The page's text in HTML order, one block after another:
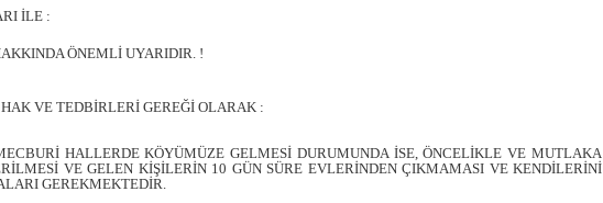
İLE :
ÖNEMLİ UYARIDIR. !
VE TEDBİRLERİ GEREĞİ OLARAK :
HALLERDE KÖYÜMÜZE GELMESİ DURUMUNDA İSE, ÖNCELİKLE VE MUTLAKA
VE GELEN KİŞİLERİN 10 GÜN SÜRE EVLERİNDEN ÇIKMAMASI VE KENDİLERİNİ
GEREKMEKTEDİR.